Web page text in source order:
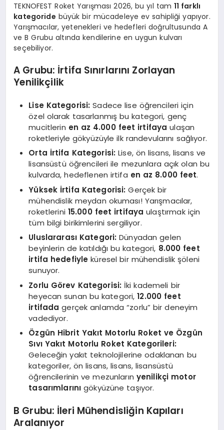
TEKNOFEST Roket Yarışması 2026, bu yıl tam 11 farklı
kategoride büyük bir mücadeleye ev sahipliği yapıyor.
Yarışmacılar, yetenekleri ve hedefleri doğrultusunda A
ve B Grubu altında kendilerine en uygun kulvarı
seçebiliyor.
A Grubu: İrtifa Sınırlarını Zorlayan
Yenilikçilik
Lise Kategorisi: Sadece lise öğrencileri için
özel olarak tasarlanmış bu kategori, genç
mucitlerin en az 4.000 feet irtifaya ulaşan
roketleriyle gökyüzüyle ilk randevularını sağlıyor.
Orta İrtifa Kategorisi: Lise, ön lisans, lisans ve
lisansüstü öğrencileri ile mezunlara açık olan bu
kulvarda, hedeflenen irtifa en az 8.000 feet.
Yüksek İrtifa Kategorisi: Gerçek bir
mühendislik meydan okuması! Yarışmacılar,
roketlerini 15.000 feet irtifaya ulaştırmak için
tüm bilgi birikimlerini sergiliyor.
Uluslararası Kategori: Dünyadan gelen
beyinlerin de katıldığı bu kategori, 8.000 feet
irtifa hedefiyle küresel bir mühendislik şöleni
sunuyor.
Zorlu Görev Kategorisi: İki kademeli bir
heyecan sunan bu kategori,12.000 feet
irtifada gerçek anlamda “zorlu” bir deneyim
vadediyor.
Özgün Hibrit Yakıt Motorlu Roket ve Özgün
Sıvı Yakıt Motorlu Roket Kategorileri:
Geleceğin yakıt teknolojilerine odaklanan bu
kategoriler, ön lisans, lisans, lisansüstü
öğrencilerinin ve mezunların yenilikçi motor
tasarımlarını gökyüzüne taşıyor.
B Grubu: İleri Mühendisliğin Kapıları
Aralanıyor